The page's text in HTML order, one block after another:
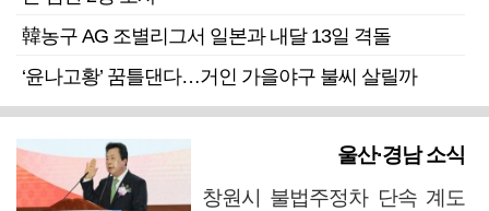
韓농구 AG 조별리그서 일본과 내달 13일 격돌
‘윤나고황’ 꿈틀댄다…거인 가을야구 불씨 살릴까
울산·경남 소식
창원시 불법주정차 단속 계도